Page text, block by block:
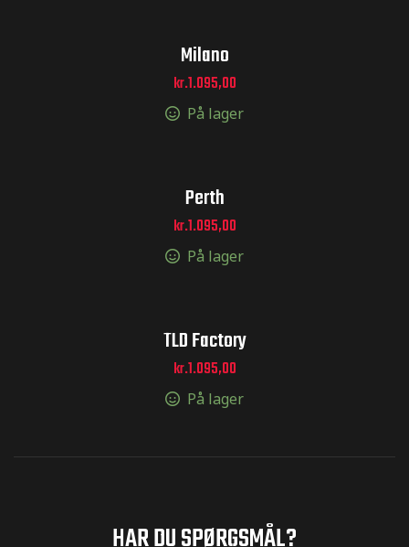
Milano
kr.1.095,00
På lager
Perth
kr.1.095,00
På lager
TLD Factory
kr.1.095,00
På lager